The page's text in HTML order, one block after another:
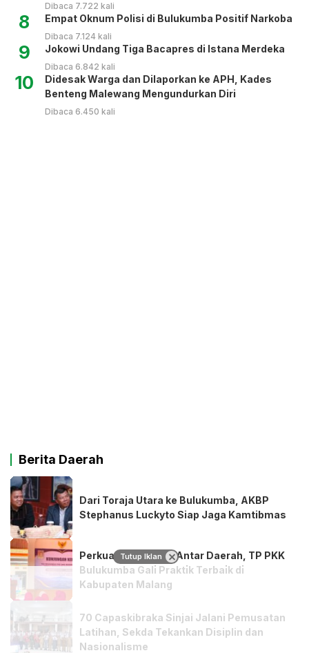
Dibaca 7.722 kali
8 Empat Oknum Polisi di Bulukumba Positif Narkoba
Dibaca 7.124 kali
9 Jokowi Undang Tiga Bacapres di Istana Merdeka
Dibaca 6.842 kali
10
Didesak Warga dan Dilaporkan ke APH, Kades
Benteng Malewang Mengundurkan Diri
Dibaca 6.450 kali
Berita Daerah
Dari Toraja Utara ke Bulukumba, AKBP
Stephanus Luckyto Siap Jaga Kamtibmas
Perkuat Kolaborasi Antar Daerah, TP PKK
Bulukumba Gali Praktik Terbaik di
Kabupaten Malang
70 Capaskibraka Sinjai Jalani Pemusatan
Latihan, Sekda Tekankan Disiplin dan
Nasionalisme
Tutup Iklan